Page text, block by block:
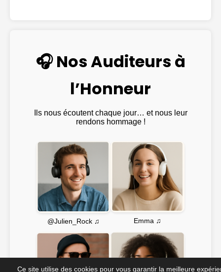
🎧 Nos Auditeurs à
l’Honneur
Ils nous écoutent chaque jour… et nous leur
rendons hommage !
@Julien_Rock ♫ Emma ♫
Ce site utilise des cookies pour vous garantir la meilleure